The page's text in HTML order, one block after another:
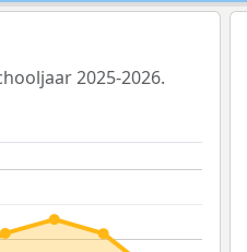
2025-2026.